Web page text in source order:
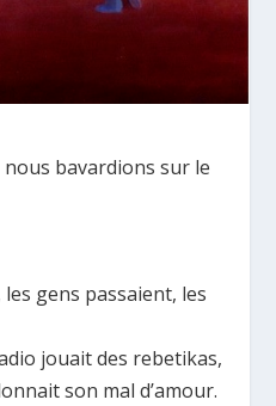
nous bavardions sur le
gens passaient, les
jouait des rebetikas,
son mal d’amour.